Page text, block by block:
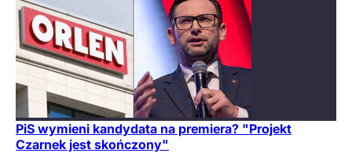
PiS wymieni kandydata na premiera? "Projekt
Czarnek jest skończony"